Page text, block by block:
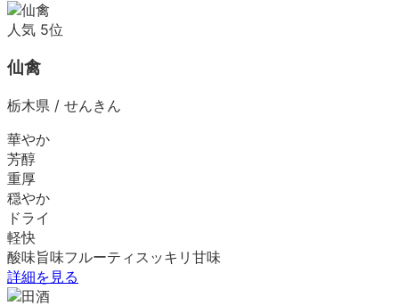
人気 5位
仙禽
栃木県 / せんきん
華やか
芳醇
重厚
穏やか
ドライ
軽快
酸味旨味フルーティ スッキリ 甘味
詳細を見る